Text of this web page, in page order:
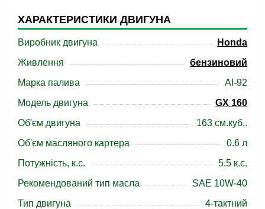
ХАРАКТЕРИСТИКИ ДВИГУНА
Виробник двигуна
Honda
Живлення
бензиновий
Марка палива
АІ-92
Модель двигуна
GX 160
Об'єм двигуна
163 см.куб..
Об'єм масляного картера
0.6 л
Потужність, к.с.
5.5 к.с.
Рекомендований тип масла
SAE 10W-40
Тип двигуна
4-тактний